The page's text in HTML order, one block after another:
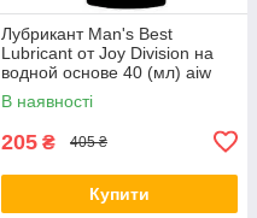
Лубрикант Man's Best
Lubricant от Joy Division на
водной основе 40 (мл) aiw
Качество AIW Or97
В наявності
205 ₴ 405 ₴
Купити